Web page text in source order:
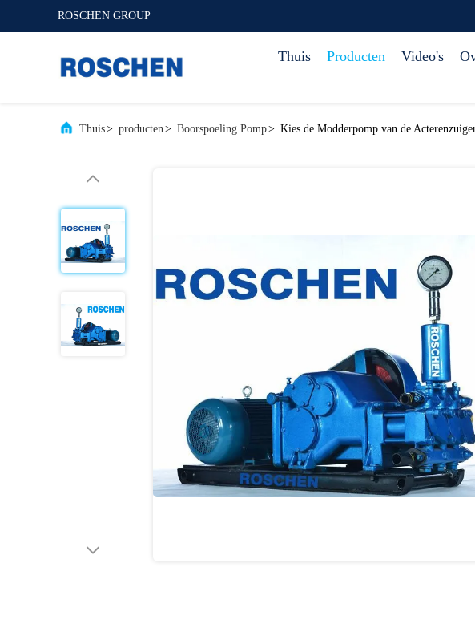
ROSCHEN GROUP
Thuis Producten Video's
Thuis> producten> Boorspoeling Pomp> Kies de Modderpomp van de